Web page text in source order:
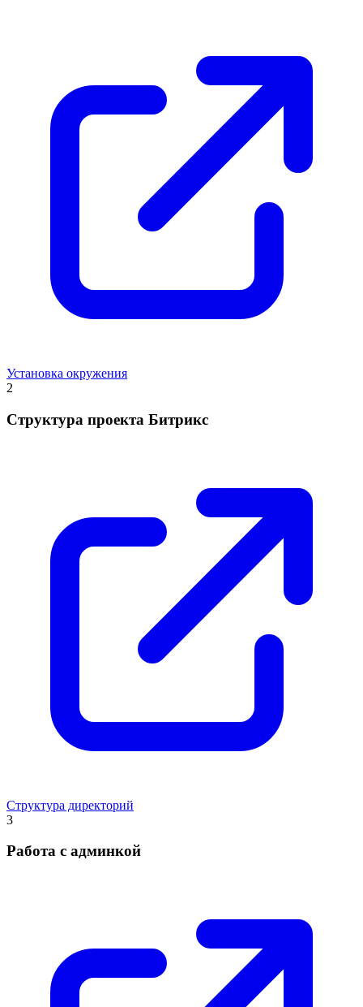
Установка окружения
2
Структура проекта Битрикс
Структура директорий
3
Работа с админкой